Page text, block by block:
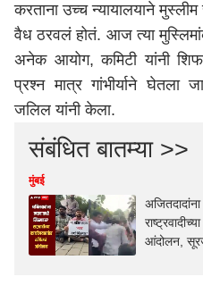
करताना उच्च न्यायालयाने
वैध ठरवलं होतं. आज त्या
अनेक आयोग, कमिटी यांनी
प्रश्न मात्र गांभीर्याने घेतला
जलिल यांनी केला.
संबंधित बातम्या >>
मुंबई
आंदोलन, सूरज